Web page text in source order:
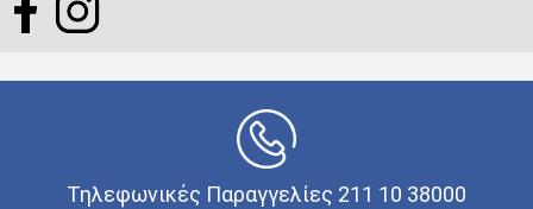
Τηλεφωνικές Παραγγελίες 211 10 38000